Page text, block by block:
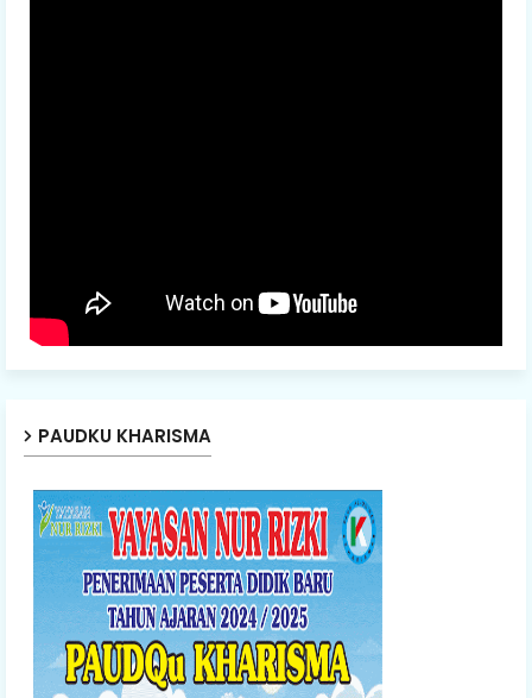
PAUDKU KHARISMA